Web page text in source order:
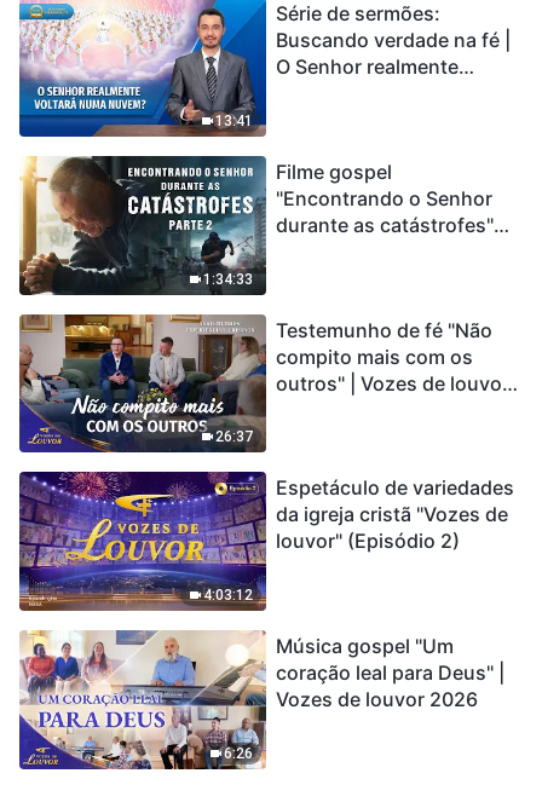
13:41
Série de sermões:
Buscando verdade na fé |
O Senhor realmente
1:34:33
Filme gospel
"Encontrando o Senhor
durante as catástrofes"
catástrofes ccontecem, a
humanidade está
entrando em contagem
26:37
Testemunho de fé "Não
compito mais com os
outros" | Vozes de louvor
4:03:12
Espetáculo de variedades
da igreja cristã "Vozes de
louvor" (Episódio 2)
6:26
Música gospel "Um
coração leal para Deus" |
Vozes de louvor 2026